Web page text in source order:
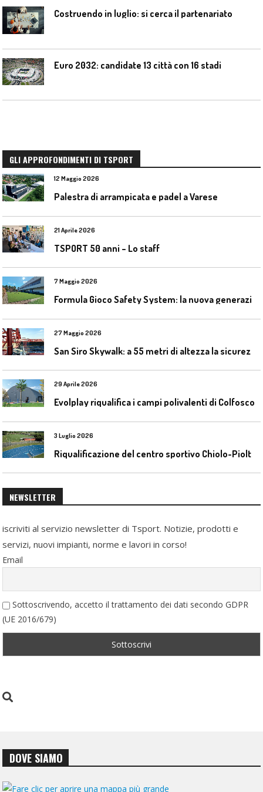
Costruendo in luglio: si cerca il partenariato
Euro 2032: candidate 13 città con 16 stadi
GLI APPROFONDIMENTI DI TSPORT
12 Maggio 2026
Palestra di arrampicata e padel a Varese
21 Aprile 2026
TSPORT 50 anni – Lo staff
7 Maggio 2026
27 Maggio 2026
29 Aprile 2026
Evolplay riqualifica i campi polivalenti di Colfosco
3 Luglio 2026
NEWSLETTER
iscriviti al servizio newsletter di Tsport. Notizie, prodotti e
servizi, nuovi impianti, norme e lavori in corso!
Email
Sottoscrivendo, accetto il trattamento dei dati secondo GDPR
(UE 2016/679)
DOVE SIAMO